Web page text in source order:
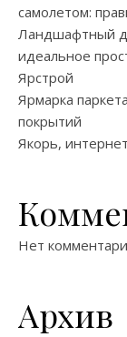
самолетом:
Ландшафтный
идеальное
Ярстрой
Ярмарка
покрытий
Якорь,
Нет
Архив